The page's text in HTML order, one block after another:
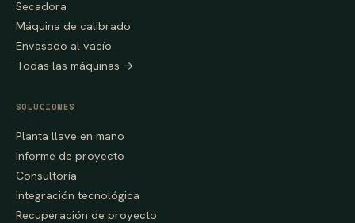
Secadora
Máquina de calibrado
Envasado al vacío
Todas las máquinas →
SOLUCIONES
Planta llave en mano
Informe de proyecto
Consultoría
Integración tecnológica
Recuperación de proyecto